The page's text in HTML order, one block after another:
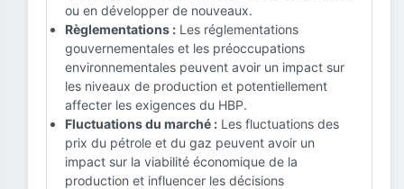
ou en développer de nouveaux.
Règlementations : Les réglementations
gouvernementales et les préoccupations
environnementales peuvent avoir un impact sur
les niveaux de production et potentiellement
affecter les exigences du HBP.
Fluctuations du marché : Les fluctuations des
prix du pétrole et du gaz peuvent avoir un
impact sur la viabilité économique de la
production et influencer les décisions